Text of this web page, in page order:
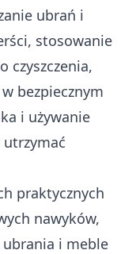
ubrań i
stosowanie
czyszczenia,
bezpiecznym
i używanie
praktycznych
nawyków,
i meble